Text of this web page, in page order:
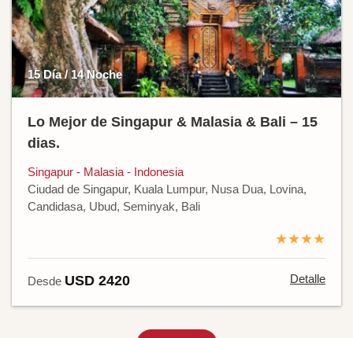
15 Día / 14 Noche
Lo Mejor de Singapur & Malasia & Bali – 15
dias.
Singapur - Malasia - Indonesia
Ciudad de Singapur, Kuala Lumpur, Nusa Dua, Lovina,
Candidasa, Ubud, Seminyak, Bali
★★★★
Desde USD 2420 Detalle